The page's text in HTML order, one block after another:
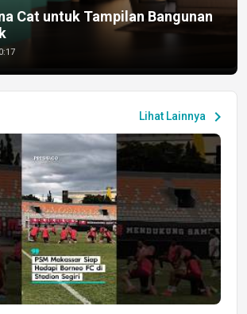
Cat untuk Tampilan Bangunan
Lihat Lainnya chevron_right